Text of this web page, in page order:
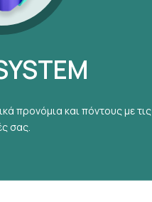
προνόμια και πόντους με τις
σας.